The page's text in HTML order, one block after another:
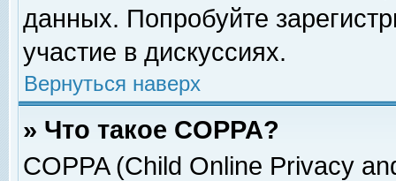
данных. Попробуйте
участие в дискуссиях.
Вернуться наверх
» Что такое COPPA?
COPPA (Child Online Privacy